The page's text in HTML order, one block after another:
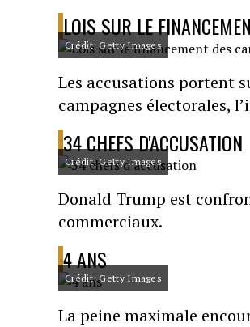
LOIS SUR LE
Crédit: Getty Images
Les accusations portent
campagnes électorales,
34 CHEFS D'ACCUSATION
Crédit: Getty Images
Donald Trump est
commerciaux.
4 ANS
Crédit: Getty Images
La peine maximale